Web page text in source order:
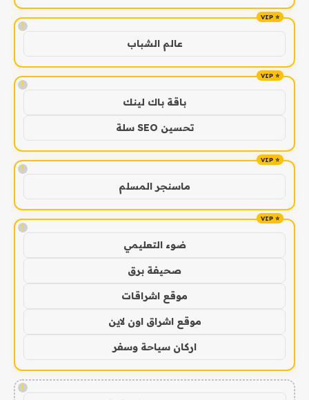
!
عالم الشباب
!
باقة باك لينك
تحسين SEO سلة
!
ماسنجر المسلم
!
ضوء التعليمي
صحيفة برق
موقع اشراقات
موقع اشراق اون لاين
اركان سياحة وسفر
!